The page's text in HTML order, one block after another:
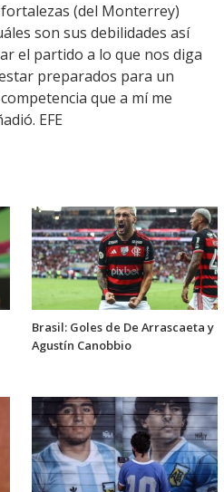
(del Monterrey)
son sus debilidades así
el partido a lo que nos diga
preparados para un
que a mí me
EFE
Brasil: Goles de De Arrascaeta y
Agustín Canobbio